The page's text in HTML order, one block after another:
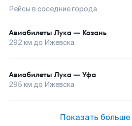
Рейсы в соседние города
Авиабилеты Лука — Казань
292 км до Ижевска
Авиабилеты Лука — Уфа
295 км до Ижевска
Показать больше